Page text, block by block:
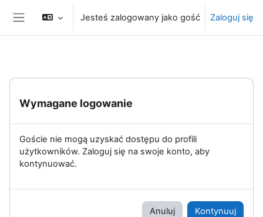
Przejdź do głównej zawartości
Panel boczny
Jesteś zalogowany jako gość Zaloguj się
Wymagane logowanie
Goście nie mogą uzyskać dostępu do profili
użytkowników. Zaloguj się na swoje konto, aby
kontynuować.
Anuluj Kontynuuj